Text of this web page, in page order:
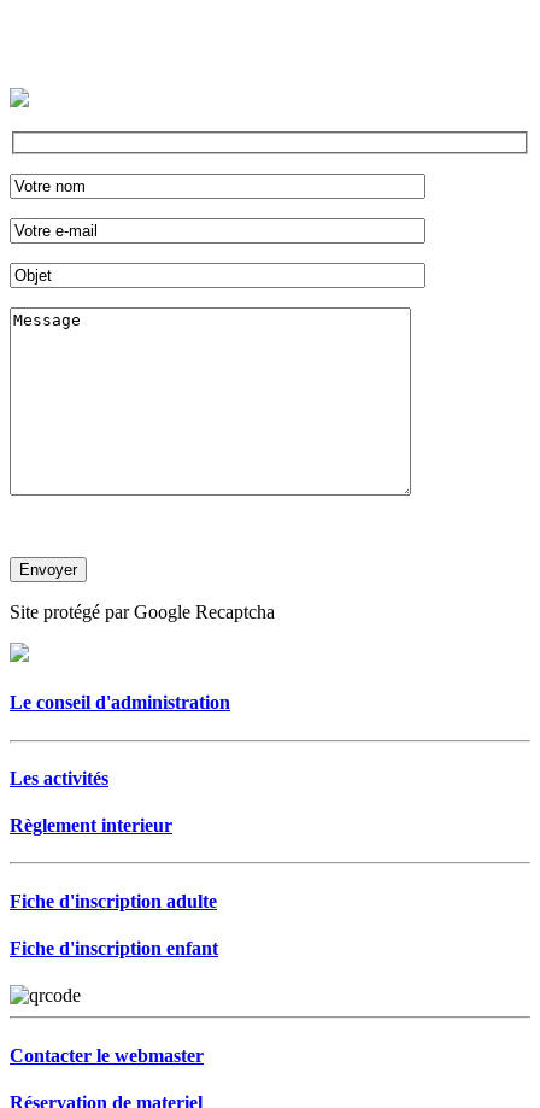
Site protégé par Google Recaptcha
Le conseil d'administration
Les activités
Règlement interieur
Fiche d'inscription adulte
Fiche d'inscription enfant
Contacter le webmaster
Réservation de materiel